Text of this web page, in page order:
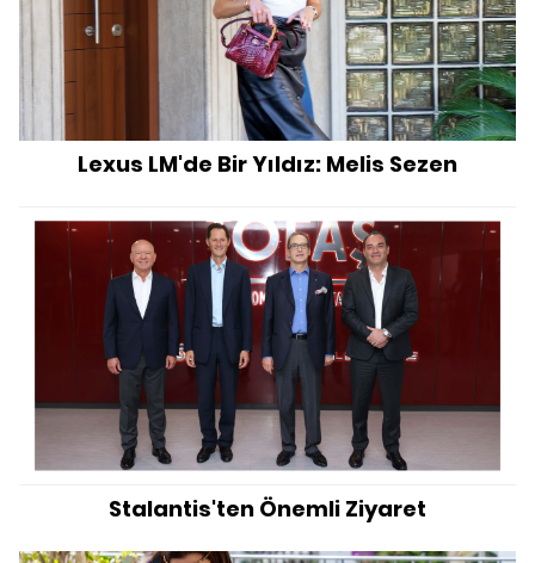
Lexus LM'de Bir Yıldız: Melis Sezen
Stalantis'ten Önemli Ziyaret